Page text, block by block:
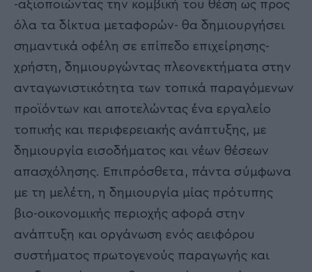
-αξιοποιώντας την κομβική του θέση ως προς
όλα τα δίκτυα μεταφορών- θα δημιουργήσει
σημαντικά οφέλη σε επίπεδο επιχείρησης-
χρήστη, δημιουργώντας πλεονεκτήματα στην
ανταγωνιστικότητα των τοπικά παραγόμενων
προϊόντων και αποτελώντας ένα εργαλείο
τοπικής και περιφερειακής ανάπτυξης, με
δημιουργία εισοδήματος και νέων θέσεων
απασχόλησης. Επιπρόσθετα, πάντα σύμφωνα
με τη μελέτη, η δημιουργία μίας πρότυπης
βιο-οικονομικής περιοχής αφορά στην
ανάπτυξη και οργάνωση ενός αειφόρου
συστήματος πρωτογενούς παραγωγής και